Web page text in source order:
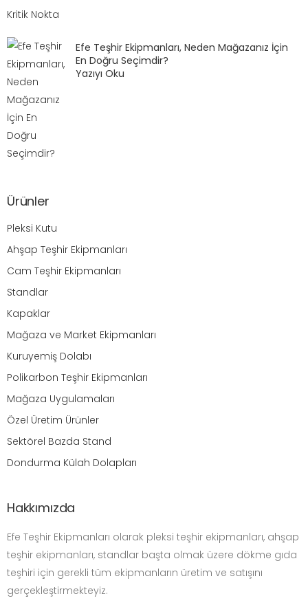
Efe Teşhir Ekipmanları, Neden Mağazanız İçin
En Doğru Seçimdir?
Yazıyı Oku
Ürünler
Pleksi Kutu
Ahşap Teşhir Ekipmanları
Cam Teşhir Ekipmanları
Standlar
Kapaklar
Mağaza ve Market Ekipmanları
Kuruyemiş Dolabı
Polikarbon Teşhir Ekipmanları
Mağaza Uygulamaları
Özel Üretim Ürünler
Sektörel Bazda Stand
Dondurma Külah Dolapları
Hakkımızda
Efe Teşhir Ekipmanları olarak pleksi teşhir ekipmanları, ahşap
teşhir ekipmanları, standlar başta olmak üzere dökme gıda
teşhiri için gerekli tüm ekipmanların üretim ve satışını
gerçekleştirmekteyiz.